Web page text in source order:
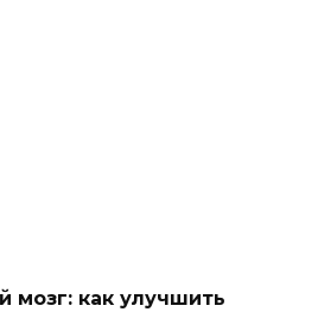
мозг: как улучшить